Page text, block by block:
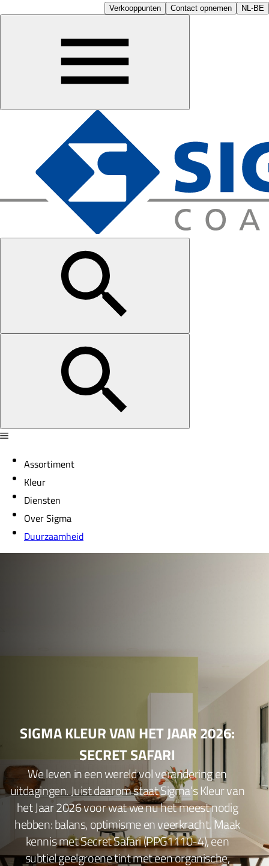
Verkooppunten Contact opnemen NL-BE
Assortiment
Kleur
Diensten
Over Sigma
Duurzaamheid
SIGMA KLEUR VAN HET JAAR 2026:
SECRET SAFARI
We leven in een wereld vol verandering en
uitdagingen. Juist daarom staat Sigma’s Kleur van
het Jaar 2026 voor wat we nu het meest nodig
hebben: balans, optimisme en veerkracht. Maak
kennis met Secret Safari (PPG1110-4), een
subtiel geelgroene tint met een organische,